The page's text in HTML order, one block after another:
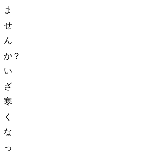
ま
せ
ん
か？
い
ざ
寒
く
な
っ